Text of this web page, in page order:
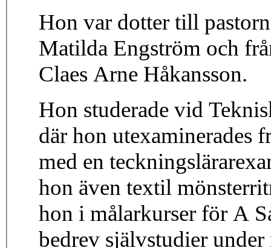
Hon var dotter till
Matilda Engström och
Claes Arne Håkansson.
Hon studerade vid
där hon utexaminerades
med en
hon även textil
hon i målarkurser för A
bedrev självstudier